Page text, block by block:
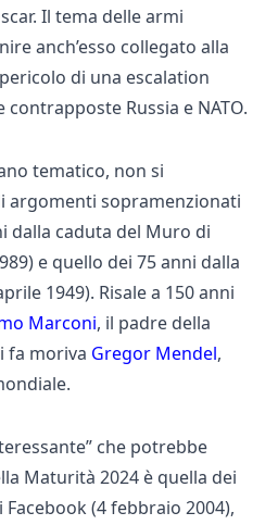
Il tema delle armi
anch’esso collegato alla
di una escalation
Russia e NATO.
tematico, non si
argomenti sopramenzionati
dalla caduta del Muro di
e quello dei 75 anni dalla
1949). Risale a 150 anni
Marconi, il padre della
fa moriva Gregor Mendel,
che potrebbe
Maturità 2024 è quella dei
(4 febbraio 2004),